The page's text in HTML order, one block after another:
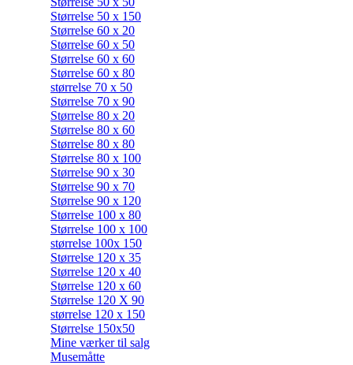
Størrelse 50 x 150
Størrelse 60 x 20
Størrelse 60 x 50
Størrelse 60 x 60
Størrelse 60 x 80
størrelse 70 x 50
Størrelse 70 x 90
Størrelse 80 x 20
Størrelse 80 x 60
Størrelse 80 x 80
Størrelse 80 x 100
Størrelse 90 x 30
Størrelse 90 x 70
Størrelse 90 x 120
Størrelse 100 x 80
Størrelse 100 x 100
størrelse 100x 150
Størrelse 120 x 35
Størrelse 120 x 40
Størrelse 120 x 60
Størrelse 120 X 90
størrelse 120 x 150
Størrelse 150x50
Mine værker til salg
Musemåtte